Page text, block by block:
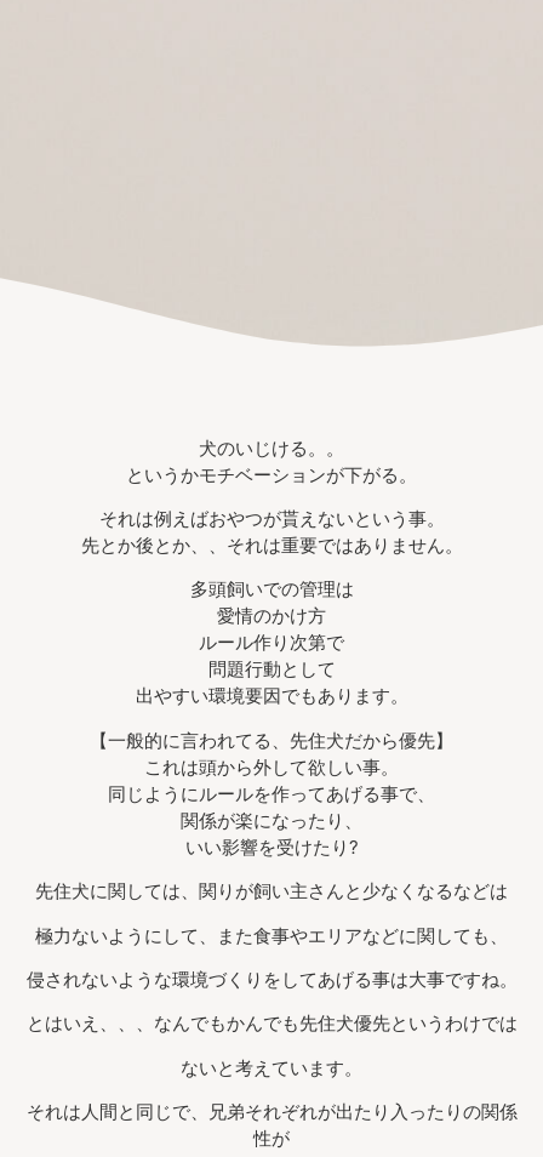
犬のいじける。。
というかモチベーションが下がる。
それは例えばおやつが貰えないという事。
先とか後とか、、それは重要ではありません。
多頭飼いでの管理は
愛情のかけ方
ルール作り次第で
問題行動として
出やすい環境要因でもあります。
【一般的に言われてる、先住犬だから優先】
これは頭から外して欲しい事。
同じようにルールを作ってあげる事で、
関係が楽になったり、
いい影響を受けたり?
先住犬に関しては、関りが飼い主さんと少なくなるなどは
極力ないようにして、また食事やエリアなどに関しても、
侵されないような環境づくりをしてあげる事は大事ですね。
とはいえ、、、なんでもかんでも先住犬優先というわけでは
ないと考えています。
それは人間と同じで、兄弟それぞれが出たり入ったりの関係
性が